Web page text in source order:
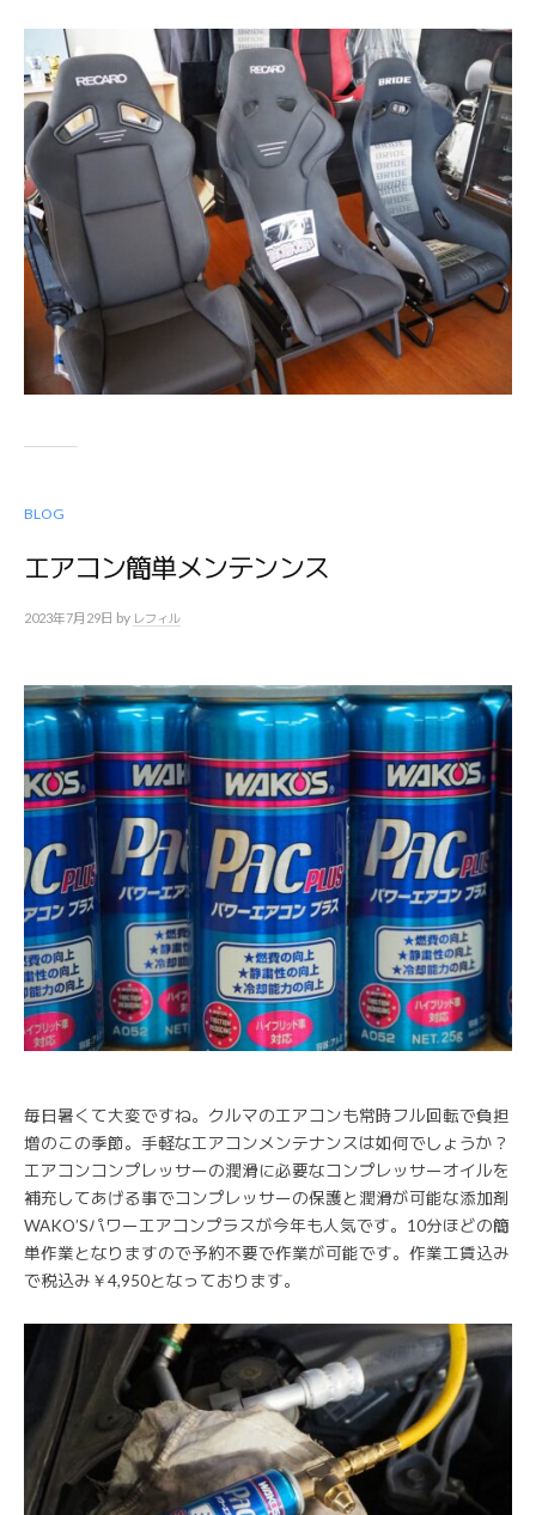
BLOG
エアコン簡単メンテンンス
2023年7月29日 by レフィル
毎日暑くて大変ですね。クルマのエアコンも常時フル回転で負担
増のこの季節。手軽なエアコンメンテナンスは如何でしょうか？
エアコンコンプレッサーの潤滑に必要なコンプレッサーオイルを
補充してあげる事でコンプレッサーの保護と潤滑が可能な添加剤
WAKO’Sパワーエアコンプラスが今年も人気です。10分ほどの簡
単作業となりますので予約不要で作業が可能です。作業工賃込み
で税込み￥4,950となっております。